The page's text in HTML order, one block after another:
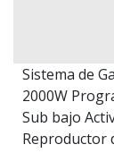
Sistema de
2000W
Sub bajo
Reproductor